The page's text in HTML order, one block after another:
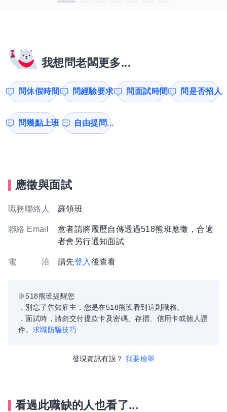
我想問老闆更多...
問休假時間 問經驗要求 問面試時間 問是否招人
問幾點上班 自由提問...
應徵與面試
職務聯絡人 羅領班
聯絡 Email
意者請將履歷自傳透過518熊班應徵，合適
者會另行通知面試
電 洽 請先登入 後查看
※518熊班提醒您
．別忘了告知雇主，您是在518熊班看到這則職務。
．面試時，請勿交付提款卡及密碼、存摺、信用卡或個人證
件。 求職防騙技巧
發現資訊有誤？ 我要檢舉
看過此職缺的人也看了...